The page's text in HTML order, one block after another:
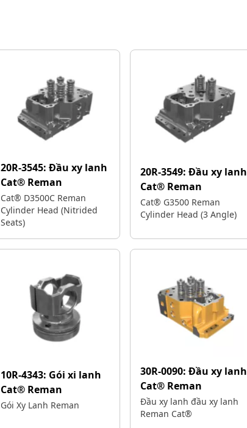
20R-3545: Đầu xy lanh
Cat® Reman
Cat® D3500C Reman
Cylinder Head (Nitrided
Seats)
20R-3549: Đầu xy lanh
Cat® Reman
Cat® G3500 Reman
Cylinder Head (3 Angle)
10R-4343: Gói xi lanh
Cat® Reman
Gói Xy Lanh Reman
30R-0090: Đầu xy lanh
Cat® Reman
Đầu xy lanh đầu xy lanh
Reman Cat®